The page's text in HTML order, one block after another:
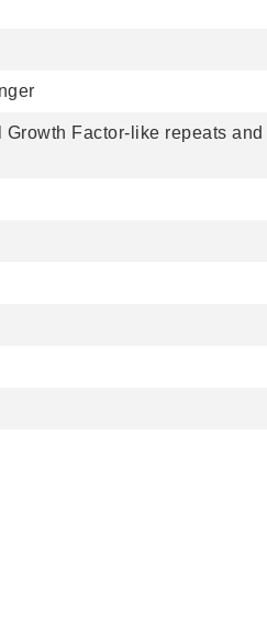
Factor-like repeats